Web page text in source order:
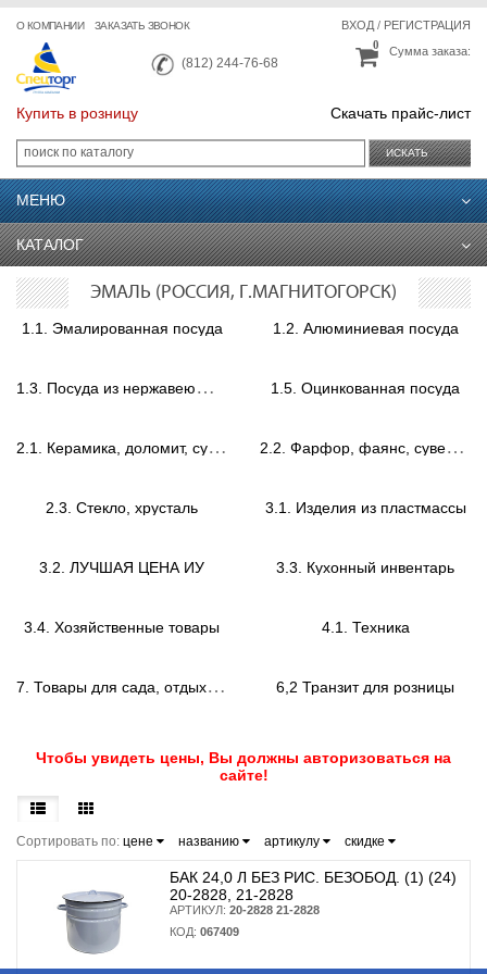
О КОМПАНИИ ЗАКАЗАТЬ ЗВОНОК
(812) 244-76-68
ВХОД/ РЕГИСТРАЦИЯ
Сумма заказа:
0
Купить в розницу Скачать прайс-лист
ИСКАТЬ
МЕНЮ
КАТАЛОГ
ЭМАЛЬ (РОССИЯ, Г.МАГНИТОГОРСК)
1.1. Эмалированная посуда 1.2. Алюминиевая посуда
1
.3. Посуда из нержавеющей стали 1.5. Оцинкованная посуда
2
.1. Керамика, доломит, сувениры. 2
.2. Фарфор, фаянс, сувениры
2.3. Стекло, хрусталь 3.1. Изделия из пластмассы
3.2. ЛУЧШАЯ ЦЕНА ИУ 3.3. Кухонный инвентарь
3.4. Хозяйственные товары 4.1. Техника
7
. Товары для сада, отдыха и туризма 6,2 Транзит для розницы
Чтобы увидеть цены, Вы должны авторизоваться на
сайте!
Сортировать по: цене названию артикулу скидке
БАК 24,0 Л БЕЗ РИС. БЕЗОБОД. (1) (24)
20-2828, 21-2828
АРТИКУЛ: 20-2828 21-2828
КОД: 067409